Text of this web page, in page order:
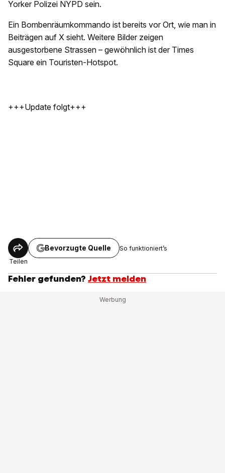
Yorker Polizei NYPD sein.
Ein Bombenräumkommando ist bereits vor Ort, wie man in
Beiträgen auf X sieht. Weitere Bilder zeigen
ausgestorbene Strassen – gewöhnlich ist der Times
Square ein Touristen-Hotspot.
+++Update folgt+++
Teilen
Bevorzugte Quelle So funktioniert’s
Fehler gefunden? Jetzt melden